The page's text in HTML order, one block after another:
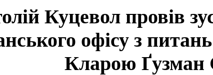
Куцевол провів
офісу з
Кларою Ґузман